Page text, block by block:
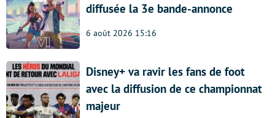
diffusée la 3e bande-annonce
6 août 2026 15:16
Disney+ va ravir les fans de foot
avec la diffusion de ce championnat
majeur